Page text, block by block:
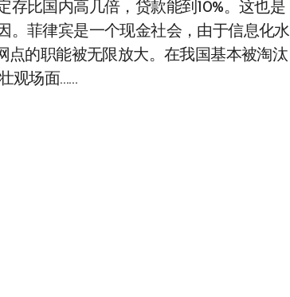
比国内高几倍，贷款能到10%。这也是
。菲律宾是一个现金社会，由于信息化水
点的职能被无限放大。在我国基本被淘汰
观场面……